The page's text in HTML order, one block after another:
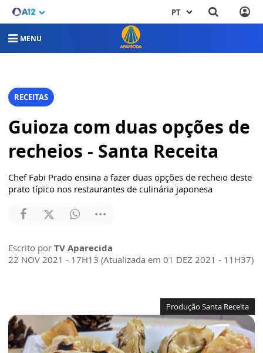
PT
MENU
RECEITAS
Guioza com duas opções de
recheios - Santa Receita
Chef Fabi Prado ensina a fazer duas opções de recheio deste
prato típico nos restaurantes de culinária japonesa
Escrito por TV Aparecida
22 NOV 2021 - 17H13 (Atualizada em 01 DEZ 2021 - 11H37)
Produção Santa Receita